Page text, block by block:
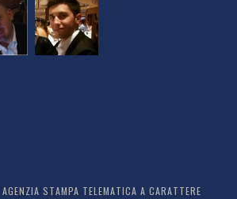
STAMPA TELEMATICA A CARATTERE